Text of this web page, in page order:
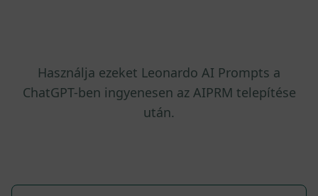
Használja ezeket Leonardo AI Prompts a
ChatGPT-ben ingyenesen az AIPRM telepítése
után.